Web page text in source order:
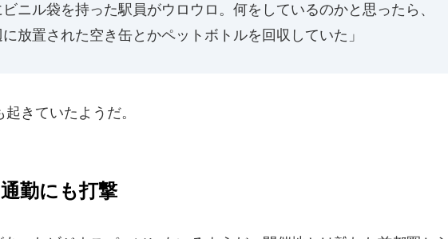
ビニル袋を持った駅員がウロウロ。何をしているのかと思ったら、
放置された空き缶とかペットボトルを回収していた」
きていたようだ。
勤にも打撃